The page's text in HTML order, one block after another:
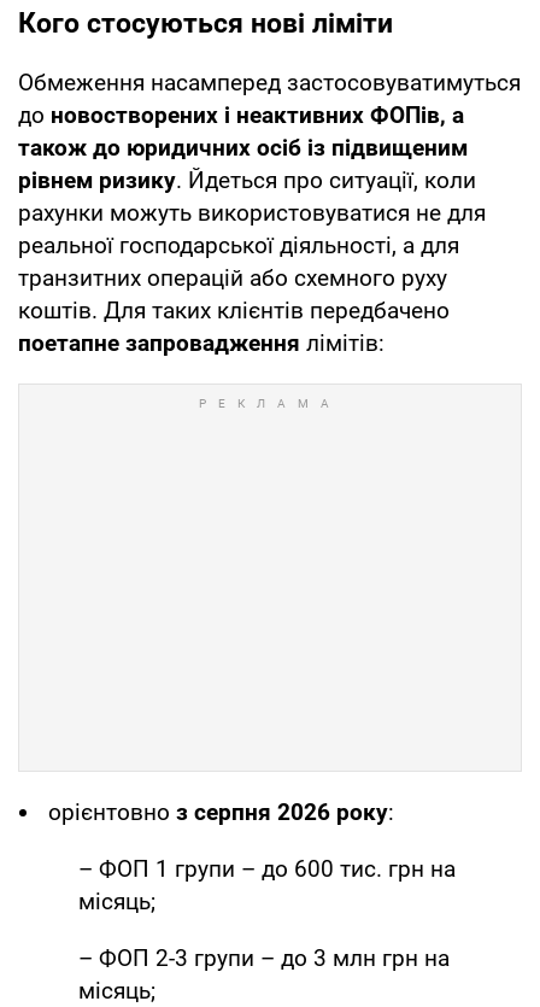
Кого стосуються нові ліміти
Обмеження насамперед застосовуватимуться
до новостворених і неактивних ФОПів, а
також до юридичних осіб із підвищеним
рівнем ризику. Йдеться про ситуації, коли
рахунки можуть використовуватися не для
реальної господарської діяльності, а для
транзитних операцій або схемного руху
коштів. Для таких клієнтів передбачено
поетапне запровадження лімітів:
орієнтовно з серпня 2026 року:
– ФОП 1 групи – до 600 тис. грн на
місяць;
– ФОП 2-3 групи – до 3 млн грн на
місяць;